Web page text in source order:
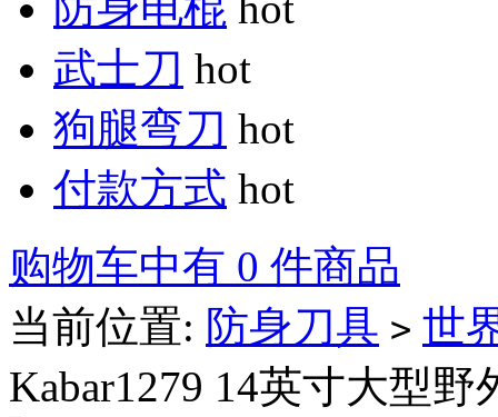
武士刀 hot
狗腿弯刀 hot
付款方式 hot
购物车中有 0 件商品
当前位置: 防身刀具 > 世
Kabar1279 14英寸大型野